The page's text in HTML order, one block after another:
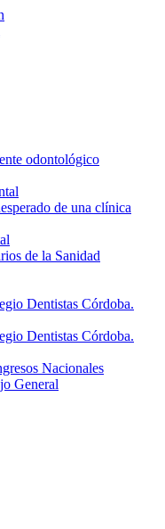
odontológico
de una clínica
de la Sanidad
Dentistas Córdoba.
Dentistas Córdoba.
Nacionales
General